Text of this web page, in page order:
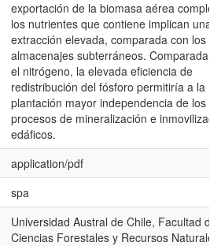
exportación de la biomasa aérea
los nutrientes que contiene implican una
extracción elevada, comparada con los
almacenajes subterráneos. Comparada
el nitrógeno, la elevada eficiencia de
redistribución del fósforo permitiría a la
plantación mayor independencia de los
procesos de mineralización e
edáficos.
application/pdf
spa
Universidad Austral de Chile, Facultad de
Ciencias Forestales y Recursos